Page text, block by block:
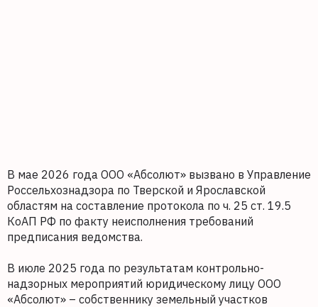
В мае 2026 года ООО «Абсолют» вызвано в Управление
Россельхознадзора по Тверской и Ярославской
областям на составление протокола по ч. 25 ст. 19.5
КоАП РФ по факту неисполнения требований
предписания ведомства.
В июле 2025 года по результатам контрольно-
надзорных мероприятий юридическому лицу ООО
«Абсолют» – собственнику земельный участков